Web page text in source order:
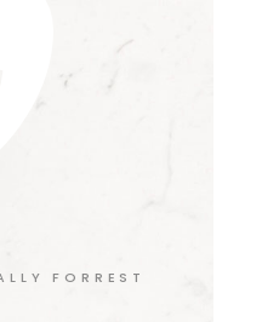
FORREST